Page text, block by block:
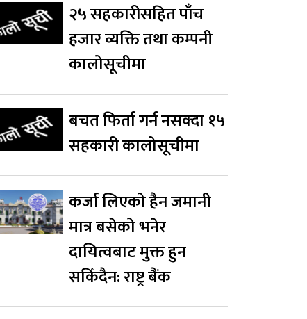
२५ सहकारीसहित पाँच
हजार व्यक्ति तथा कम्पनी
कालोसूचीमा
बचत फिर्ता गर्न नसक्दा १५
सहकारी कालोसूचीमा
कर्जा लिएको हैन जमानी
मात्र बसेको भनेर
दायित्वबाट मुक्त हुन
सकिँदैन: राष्ट्र बैंक